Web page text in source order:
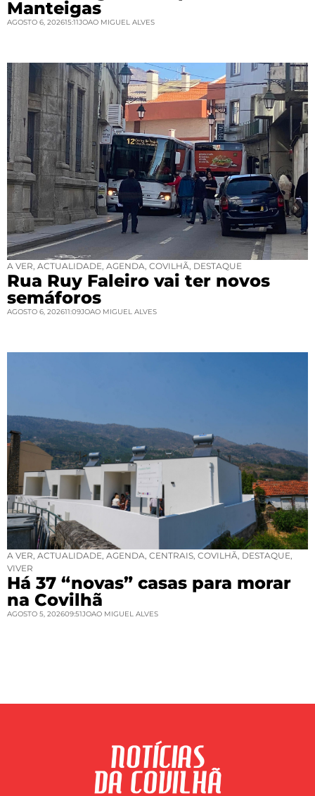
Manteigas
AGOSTO 6, 202615:11JOAO MIGUEL ALVES
A VER, ACTUALIDADE, AGENDA, COVILHÃ, DESTAQUE
Rua Ruy Faleiro vai ter novos
semáforos
AGOSTO 6, 202611:09JOAO MIGUEL ALVES
A VER, ACTUALIDADE, AGENDA, CENTRAIS, COVILHÃ, DESTAQUE,
VIVER
Há 37 “novas” casas para morar
na Covilhã
AGOSTO 5, 202609:51JOAO MIGUEL ALVES